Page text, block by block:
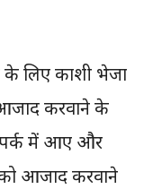
लिए काशी भेजा
करवाने के
में आए और
आजाद करवाने